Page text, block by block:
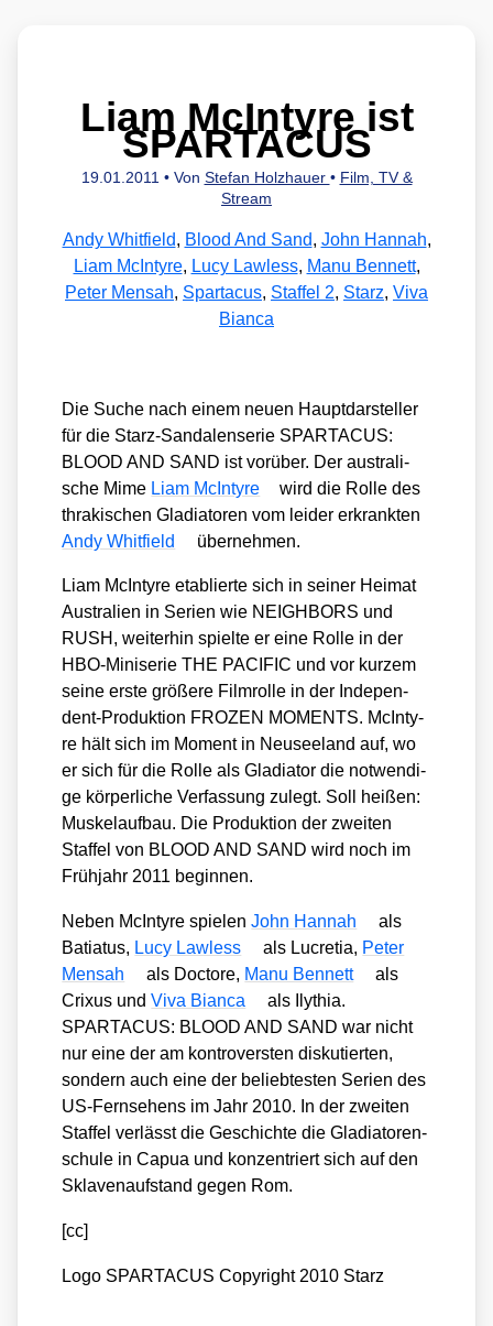
Liam McIntyre ist
SPARTACUS
19.01.2011 • Von Stefan Holzhauer • Film, TV &
Stream
Andy Whitfield, Blood And Sand, John Hannah,
Liam McIntyre, Lucy Lawless, Manu Bennett,
Peter Mensah, Spartacus, Staffel 2, Starz, Viva
Bianca
Die Suche nach einem neu­en Haupt­dar­stel­ler
für die Starz-San­da­len­se­rie SPARTACUS:
BLOOD AND SAND ist vor­über. Der aus­tra­li­
sche Mime Liam McIn­ty­re
wird die Rol­le des
thra­ki­schen Gla­dia­to­ren vom lei­der erkrank­ten
Andy Whit­field
über­neh­men.
Liam McIn­ty­re eta­blier­te sich in sei­ner Hei­mat
Aus­tra­li­en in Seri­en wie NEIGHBORS und
RUSH, wei­ter­hin spiel­te er eine Rol­le in der
HBO-Mini­se­rie THE PACIFIC und vor kur­zem
sei­ne ers­te grö­ße­re Film­rol­le in der Inde­pen­
dent-Pro­duk­ti­on FROZEN MOMENTS. McIn­ty­
re hält sich im Moment in Neu­see­land auf, wo
er sich für die Rol­le als Gla­dia­tor die not­wen­di­
ge kör­per­li­che Ver­fas­sung zulegt. Soll hei­ßen:
Mus­kel­auf­bau. Die Pro­duk­ti­on der zwei­ten
Staf­fel von BLOOD AND SAND wird noch im
Früh­jahr 2011 begin­nen.
Neben McIn­ty­re spie­lenJohn Han­nah
als
Batia­tus, Lucy Law­less als Lucre­tia, Peter
Men­sah
als Doc­to­re, Manu Ben­nett
als
Cri­xus undViva Bian­ca
als Ily­thia.
SPARTACUS: BLOOD AND SAND war nicht
nur eine der am kon­tro­vers­ten dis­ku­tier­ten,
son­dern auch eine der belieb­tes­ten Seri­en des
US-Fern­se­hens im Jahr 2010. In der zwei­ten
Staf­fel ver­lässt die Geschich­te die Gla­dia­to­ren­
schu­le in Capua und kon­zen­triert sich auf den
Skla­ven­auf­stand gegen Rom.
[cc]
Logo SPARTACUS Copy­right 2010 Starz